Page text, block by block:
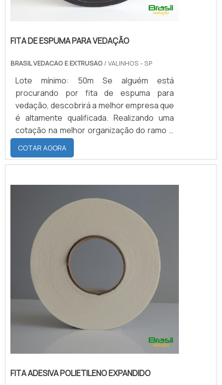
FITA DE ESPUMA PARA VEDAÇÃO
BRASIL VEDACAO E EXTRUSAO / VALINHOS - SP
Lote mínimo: 50m Se alguém está
procurando por fita de espuma para
vedação, descobrirá a melhor empresa que
é altamente qualificada. Realizando uma
cotação na melhor organização do ramo e
descobrindo a maior referência de
qualidade da área de atuação.MAIS SOBRE
FITA DE ESPUMA PARA VEDAÇÃOQuem
encontrar o site da Brasil Vedação. É
possível encontrar borrachas fabri...
COTAR AGORA
FITA ADESIVA POLIETILENO EXPANDIDO